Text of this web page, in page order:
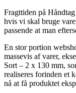
Fragttiden på
hvis vi skal bruge
passende at man
En stor portion
massevis af varer,
Sort – 2 x 130 mm,
realiseres forinden et
nå at få produktet